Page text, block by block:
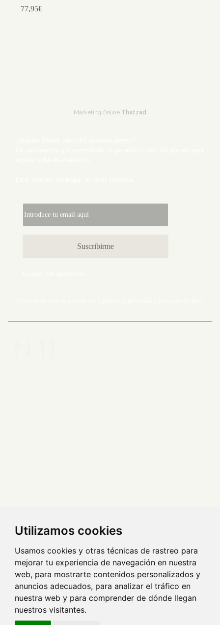
Utilizamos cookies
Usamos cookies y otras técnicas de rastreo para
mejorar tu experiencia de navegación en nuestra
web, para mostrarte contenidos personalizados y
anuncios adecuados, para analizar el tráfico en
nuestra web y para comprender de dónde llegan
nuestros visitantes.
77,95€
Marketing Online Thatzad
TIENDA ONLINE
Decoración Cocina Cerámica Fragancias Arte Libros Obras de Arte
INFORMACIÓN ÚTIL
Envíos y devoluciones Envío de obras de arte
TEXTOS LEGALES